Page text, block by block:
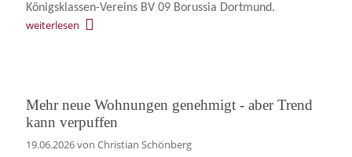
Königsklassen-Vereins BV 09 Borussia Dortmund.
weiterlesen
Mehr neue Wohnungen genehmigt - aber Trend
kann verpuffen
19.06.2026von Christian Schönberg